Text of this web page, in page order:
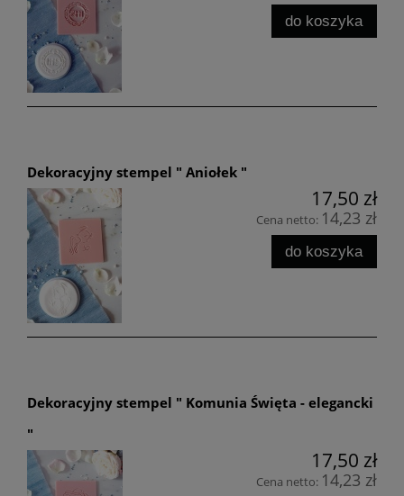
do koszyka
Dekoracyjny stempel " Aniołek "
17,50 zł
Cena netto: 14,23 zł
do koszyka
Dekoracyjny stempel " Komunia Święta - elegancki
"
17,50 zł
Cena netto: 14,23 zł